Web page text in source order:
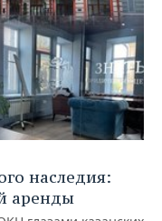
наследия:
аренды